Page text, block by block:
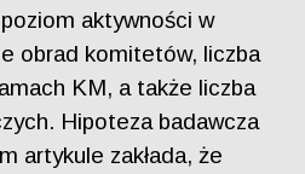
aktywności w
obrad komitetów, liczba
KM, a także liczba
Hipoteza badawcza
artykule zakłada, że